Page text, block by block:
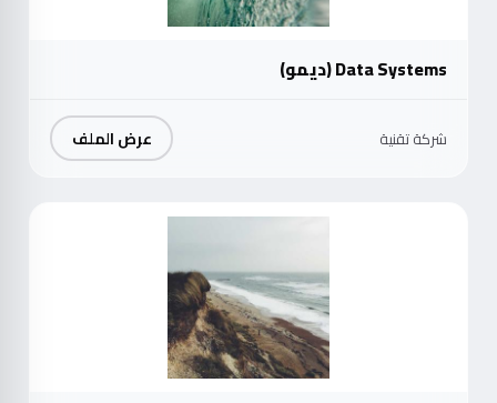
Data Systems (ديمو)
شركة تقنية عرض الملف